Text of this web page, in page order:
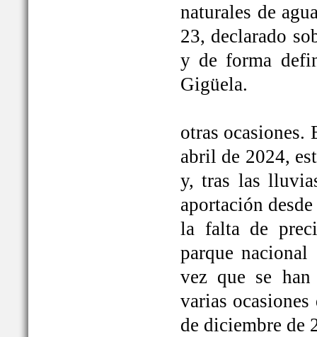
naturales de
23, declarado
y de forma
Gigüela.
otras ocasiones.
abril de 2024,
y, tras las
aportación
la falta de
parque
vez que se
varias
de diciembre de